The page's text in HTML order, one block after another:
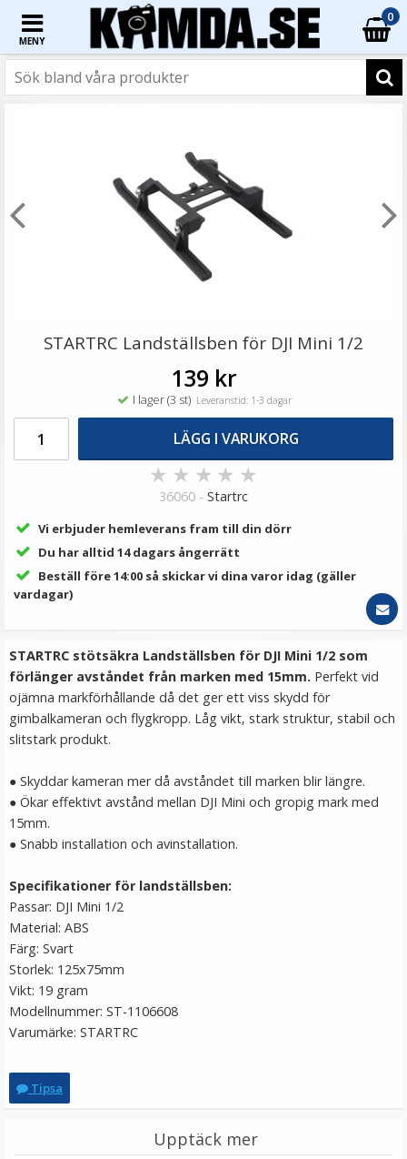
MENY
0
59 kr
99 kr
LÄGG I VARUKORG
JJC rengöringskit 3 i 1 för kameran
STARTRC Landställsben för DJI Mini 1/2
139 kr
I lager (3 st) Leveranstid: 1-3 dagar
LÄGG I VARUKORG
★ ★ ★ ★ ★
36060 - Startrc
Vi erbjuder hemleverans fram till din dörr
Du har alltid 14 dagars ångerrätt
Beställ före 14:00 så skickar vi dina varor idag (gäller
vardagar)
STARTRC stötsäkra Landställsben för DJI Mini 1/2 som
förlänger avståndet från marken med 15mm. Perfekt vid
ojämna markförhållande då det ger ett viss skydd för
gimbalkameran och flygkropp. Låg vikt, stark struktur, stabil och
slitstark produkt.
● Skyddar kameran mer då avståndet till marken blir längre.
● Ökar effektivt avstånd mellan DJI Mini och gropig mark med
15mm.
● Snabb installation och avinstallation.
Specifikationer för landställsben:
Passar: DJI Mini 1/2
Material: ABS
Färg: Svart
Storlek: 125x75mm
Vikt: 19 gram
Modellnummer: ST-1106608
Varumärke: STARTRC
Tipsa
Upptäck mer